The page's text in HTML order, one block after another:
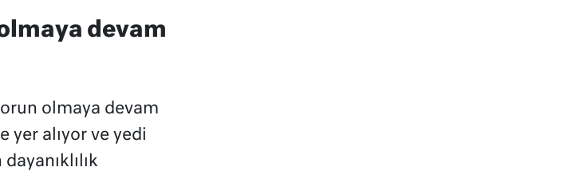
devam
olmaya devam
yer alıyor ve yedi